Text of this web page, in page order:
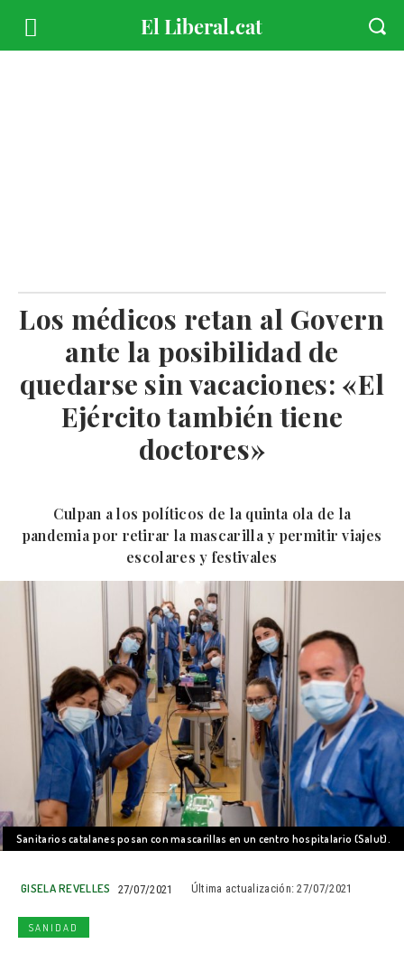
Los médicos retan al Govern
ante la posibilidad de
quedarse sin vacaciones: «El
Ejército también tiene
doctores»
Culpan a los políticos de la quinta ola de la
pandemia por retirar la mascarilla y permitir viajes
escolares y festivales
Sanitarios catalanes posan con mascarillas en un centro hospitalario (Salut).
GISELA REVELLES 27/07/2021 Última actualización: 27/07/2021
SANIDAD